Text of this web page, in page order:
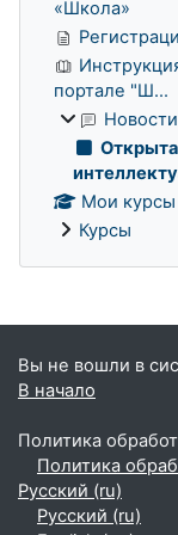
«Школа»
портале "Ш...
Мои курсы
Курсы
Вы не вошли в
В начало
Политика
Политика
Русский ‎(ru)‎
Русский ‎(ru)‎